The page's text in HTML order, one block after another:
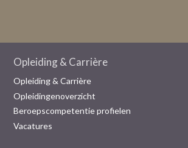
Opleiding & Carrière
Opleiding & Carrière
Opleidingenoverzicht
Beroepscompetentie profielen
Vacatures